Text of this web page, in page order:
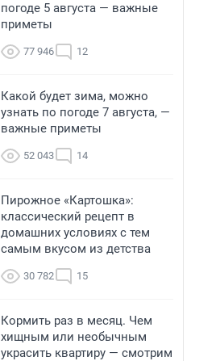
погоде 5 августа — важные
приметы
77 946 12
Какой будет зима, можно
узнать по погоде 7 августа, —
важные приметы
52 043 14
Пирожное «Картошка»:
классический рецепт в
домашних условиях с тем
самым вкусом из детства
30 782 15
Кормить раз в месяц. Чем
хищным или необычным
украсить квартиру — смотрим